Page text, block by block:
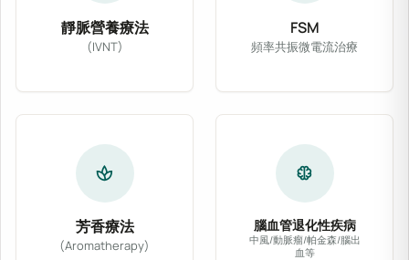
靜脈營養療法
(IVNT)
FSM
頻率共振微電流治療
spa
芳香療法
(Aromatherapy)
neurology
腦血管退化性疾病
中風/動脈瘤/帕金森/腦出
血等